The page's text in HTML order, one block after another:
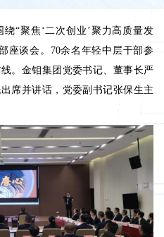
“聚焦‘二次创业’聚力高质量发
座谈会。70余名年轻中层干部参
。金钼集团党委书记、董事长严
席并讲话，党委副书记张保生主